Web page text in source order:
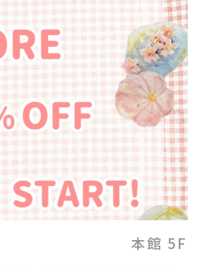
本館 5F